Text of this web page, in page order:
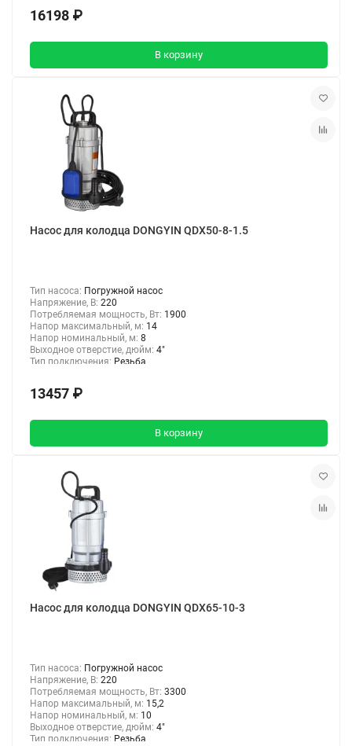
16198 ₽
В корзину
Насос для колодца DONGYIN QDX50-8-1.5
Тип насоса: Погружной насос
Напряжение, В: 220
Потребляемая мощность, Вт: 1900
Напор максимальный, м: 14
Напор номинальный, м: 8
Выходное отверстие, дюйм: 4"
Тип подключения: Резьба
13457 ₽
В корзину
Насос для колодца DONGYIN QDX65-10-3
Тип насоса: Погружной насос
Напряжение, В: 220
Потребляемая мощность, Вт: 3300
Напор максимальный, м: 15,2
Напор номинальный, м: 10
Выходное отверстие, дюйм: 4"
Тип подключения: Резьба